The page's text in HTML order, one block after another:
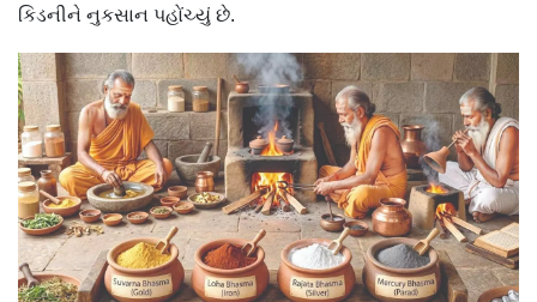
કિડનીને નુકસાન પહોંચ્યું છે.